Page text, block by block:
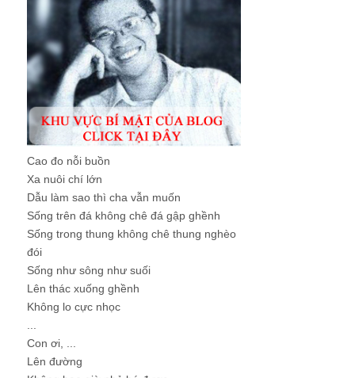
Cao đo nỗi buồn
Xa nuôi chí lớn
Dẫu làm sao thì cha vẫn muốn
Sống trên đá không chê đá gập ghềnh
Sống trong thung không chê thung nghèo
đói
Sống như sông như suối
Lên thác xuống ghềnh
Không lo cực nhọc
...
Con ơi, ...
Lên đường